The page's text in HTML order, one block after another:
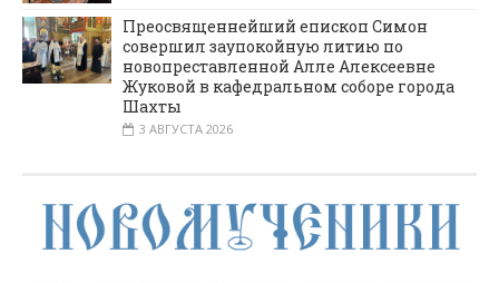
Преосвященнейший епископ Симон
совершил заупокойную литию по
новопреставленной Алле Алексеевне
Жуковой в кафедральном соборе города
Шахты
3 АВГУСТА 2026